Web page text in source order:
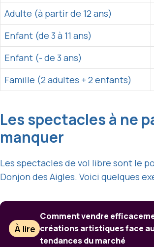
Adulte (à partir de 12 ans)
Enfant (de 3 à 11 ans)
Enfant (- de 3 ans)
Famille (2 adultes + 2 enfants)
Les spectacles à ne
manquer
Les spectacles de vol libre sont le
Donjon des Aigles. Voici quelques
À lire
Comment vendre
créations artistiques face
tendances du marché